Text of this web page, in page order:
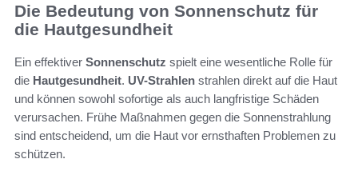
Die Bedeutung von Sonnenschutz für
die Hautgesundheit
Ein effektiver Sonnenschutz spielt eine wesentliche Rolle für
die Hautgesundheit. UV-Strahlen strahlen direkt auf die Haut
und können sowohl sofortige als auch langfristige Schäden
verursachen. Frühe Maßnahmen gegen die Sonnenstrahlung
sind entscheidend, um die Haut vor ernsthaften Problemen zu
schützen.